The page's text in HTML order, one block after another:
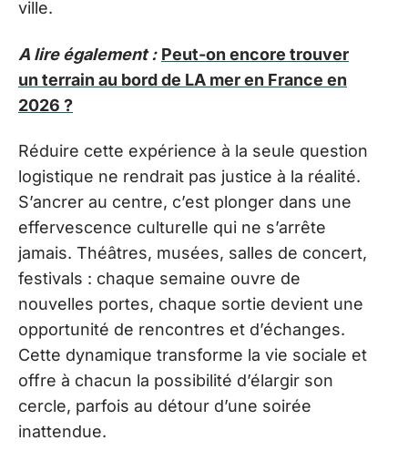
ville.
A lire également : Peut-on encore trouver
un terrain au bord de LA mer en France en
2026 ?
Réduire cette expérience à la seule question
logistique ne rendrait pas justice à la réalité.
S’ancrer au centre, c’est plonger dans une
effervescence culturelle qui ne s’arrête
jamais. Théâtres, musées, salles de concert,
festivals : chaque semaine ouvre de
nouvelles portes, chaque sortie devient une
opportunité de rencontres et d’échanges.
Cette dynamique transforme la vie sociale et
offre à chacun la possibilité d’élargir son
cercle, parfois au détour d’une soirée
inattendue.